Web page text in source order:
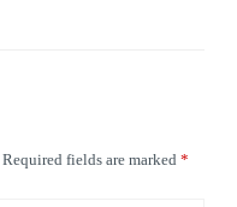
Required fields are marked *